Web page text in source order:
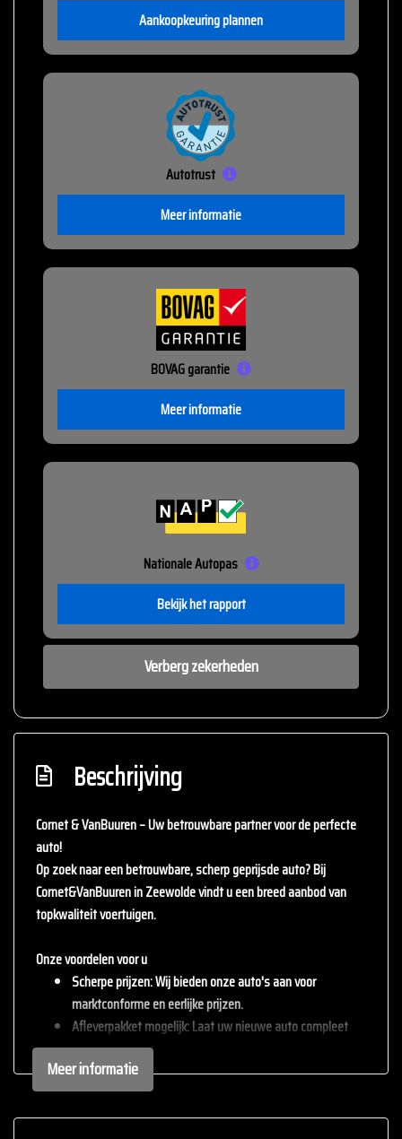
Aankoopkeuring plannen
Autotrust
Meer informatie
BOVAG garantie
Meer informatie
Nationale Autopas
Bekijk het rapport
Verberg zekerheden
Beschrijving
Cornet & VanBuuren – Uw betrouwbare partner voor de perfecte
auto!
Op zoek naar een betrouwbare, scherp geprijsde auto? Bij
Cornet&VanBuurenin Zeewolde vindt u een breed aanbod van
topkwaliteit voertuigen.
Onze voordelen voor u
Scherpe prijzen: Wij bieden onze auto's aan voor
marktconforme en eerlijke prijzen.
Afleverpakket mogelijk: Laat uw nieuwe auto compleet
afleveren met één van onze afleverpakketten (tegen
meerprijs).
Inruil mogelijk: Wij staan open voor uw huidige auto – inruil
is altijd bespreekbaar.
Meer informatie